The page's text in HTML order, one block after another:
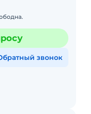
звонок